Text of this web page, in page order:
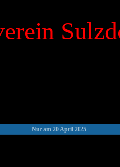
Nur am 20 April 2025